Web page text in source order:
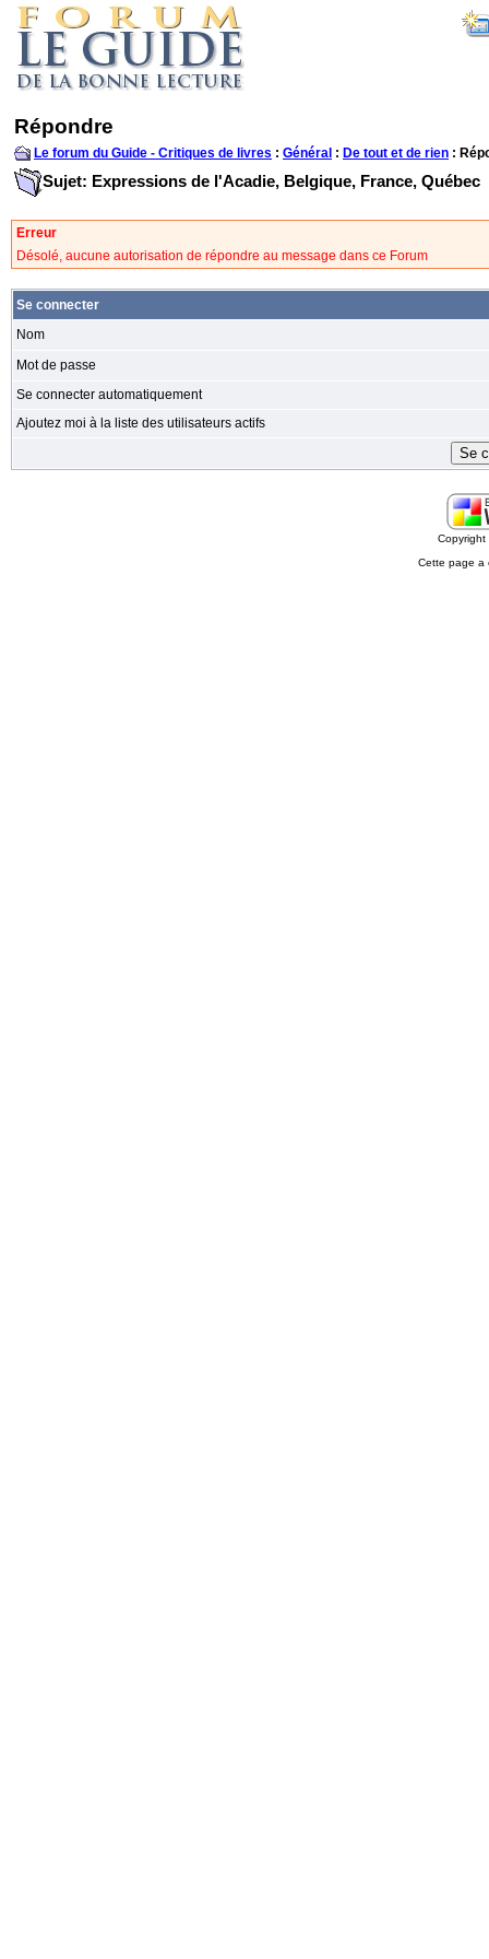
Répondre
Le forum du Guide - Critiques de livres : Général : De tout et de rien :
Sujet: Expressions de l'Acadie, Belgique, France, Québec
Erreur
Désolé, aucune autorisation de répondre au message dans ce Forum
Se connecter
Nom
Mot de passe
Se connecter automatiquement
Ajoutez moi à la liste des utilisateurs actifs
Cette page a